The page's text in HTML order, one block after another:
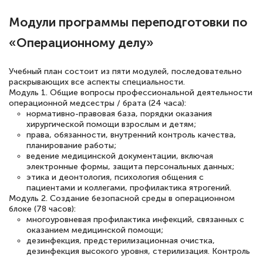
пособий и учебников доступно на время
прохождения курса, удобная система
каком этапе…
Модули программы переподготовки по
«Операционному делу»
Учебный план состоит из пяти модулей, последовательно
раскрывающих все аспекты специальности.
Модуль 1. Общие вопросы профессиональной деятельности
операционной медсестры / брата (24 часа):
нормативно-правовая база, порядки оказания
хирургической помощи взрослым и детям;
права, обязанности, внутренний контроль качества,
планирование работы;
ведение медицинской документации, включая
электронные формы, защита персональных данных;
этика и деонтология, психология общения с
пациентами и коллегами, профилактика ятрогений.
Модуль 2. Создание безопасной среды в операционном
блоке (78 часов):
многоуровневая профилактика инфекций, связанных с
оказанием медицинской помощи;
дезинфекция, предстерилизационная очистка,
дезинфекция высокого уровня, стерилизация. Контроль